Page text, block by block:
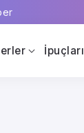
İpuçları